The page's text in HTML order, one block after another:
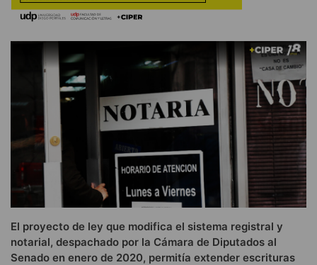
El proyecto de ley que modifica el sistema registral y
notarial, despachado por la Cámara de Diputados al
Senado en enero de 2020, permitía extender escrituras